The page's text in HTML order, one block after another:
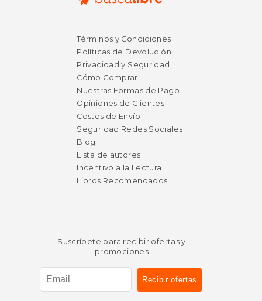
Términos y Condiciones
Políticas de Devolución
Privacidad y Seguridad
Cómo Comprar
Nuestras Formas de Pago
Opiniones de Clientes
Costos de Envío
Seguridad Redes Sociales
Blog
Lista de autores
Incentivo a la Lectura
Libros Recomendados
Suscríbete para recibir ofertas y
promociones